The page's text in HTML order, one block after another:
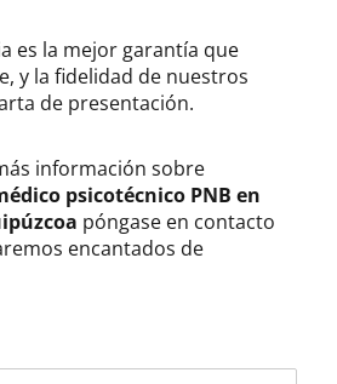
es la mejor garantía que
y la fidelidad de nuestros
de presentación.
información sobre
psicotécnico PNB en
póngase en contacto
encantados de